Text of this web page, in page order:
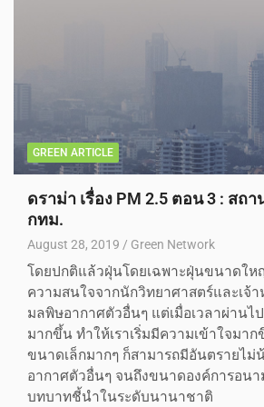
GREEN ARTICLE
ดราม่า เรื่อง PM 2.5 ตอน 3 : สถ
กทม.
August 28, 2019 Green Network
โดยปกติแล้วฝุ่นโดยเฉพาะฝุ่นขนาดให
ความสนใจจากนักวิทยาศาสตร์และเจ้า
มลพิษอากาศตัวอื่นๆ แต่เมื่อเวลาผ่านไ
มากขึ้น ทำให้เราเริ่มมีความเข้าใจมา
ขนาดเล็กมากๆ ก็สามารถมีอันตรายไม่
อากาศตัวอื่นๆ จนถึงขนาดองค์การอนา
บทบาทชี้นำในระดับนานาชาติ